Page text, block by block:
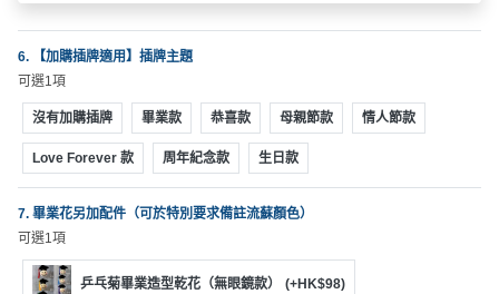
玩
遊
艇
租
6. 【加購插牌適用】插牌主題
可選1項
沒有加購插牌 畢業款 恭喜款 母親節款 情人節款
Love Forever 款 周年紀念款 生日款
7. 畢業花另加配件（可於特別要求備註流蘇顏色）
可選1項
乒乓菊畢業造型乾花（無眼鏡款） (+HK$98)